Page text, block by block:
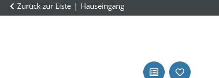
Zurück zur Liste Hauseingang